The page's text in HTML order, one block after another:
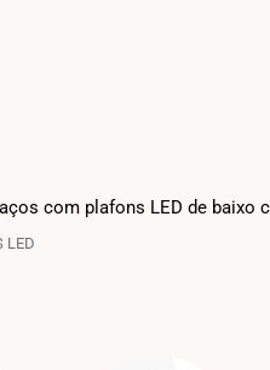
com plafons LED de baixo
LED